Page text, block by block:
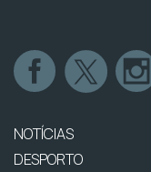
NOTÍCIAS
DESPORTO